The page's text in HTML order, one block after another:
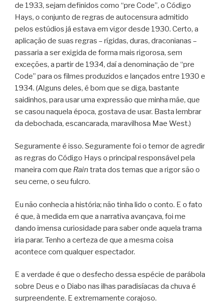
de 1933, sejam definidos como “pre Code”, o Código
Hays, o conjunto de regras de autocensura admitido
pelos estúdios já estava em vigor desde 1930. Certo, a
aplicação de suas regras – rígidas, duras, draconianas –
passaria a ser exigida de forma mais rigorosa, sem
exceções, a partir de 1934, daí a denominação de “pre
Code” para os filmes produzidos e lançados entre 1930 e
1934. (Alguns deles, é bom que se diga, bastante
saidinhos, para usar uma expressão que minha mãe, que
se casou naquela época, gostava de usar. Basta lembrar
da debochada, escancarada, maravilhosa Mae West.)
Seguramente é isso. Seguramente foi o temor de agredir
as regras do Código Hays o principal responsável pela
maneira com que Rain trata dos temas que a rigor são o
seu cerne, o seu fulcro.
Eu não conhecia a história; não tinha lido o conto. E o fato
é que, à medida em que a narrativa avançava, foi me
dando imensa curiosidade para saber onde aquela trama
iria parar. Tenho a certeza de que a mesma coisa
acontece com qualquer espectador.
E a verdade é que o desfecho dessa espécie de parábola
sobre Deus e o Diabo nas ilhas paradisíacas da chuva é
surpreendente. E extremamente corajoso.